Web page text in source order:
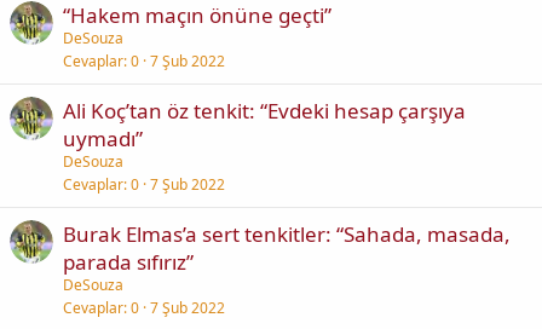
“Hakem maçın önüne geçti”
DeSouza
Cevaplar 0 7 Şub 2022
Ali Koç’tan öz tenkit: “Evdeki hesap çarşıya
uymadı”
DeSouza
Cevaplar 0 7 Şub 2022
Burak Elmas’a sert tenkitler: “Sahada, masada,
parada sıfırız”
DeSouza
Cevaplar 0 7 Şub 2022